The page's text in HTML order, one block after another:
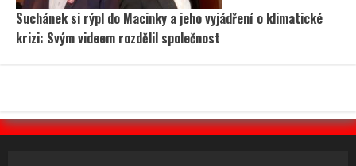
Suchánek si rýpl do Macinky a jeho vyjádření o klimatické
krizi: Svým videem rozdělil společnost